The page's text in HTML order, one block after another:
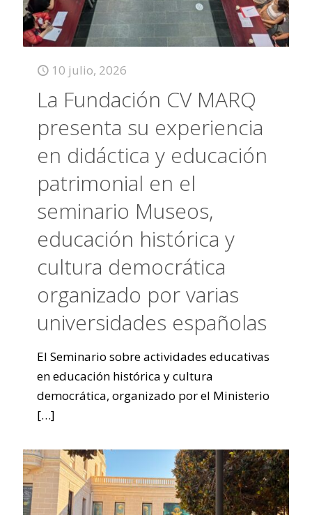
10 julio, 2026
La Fundación CV MARQ
presenta su experiencia
en didáctica y educación
patrimonial en el
seminario Museos,
educación histórica y
cultura democrática
organizado por varias
universidades españolas
El Seminario sobre actividades educativas
en educación histórica y cultura
democrática, organizado por el Ministerio
[…]